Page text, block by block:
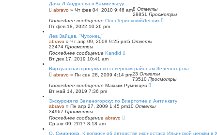
Дача Л.Андреева в Ваммельсуу
abravo » Чт фев 04, 2010 9:46 am8 Ответы
28851 Просмотры
Последнее сообщение ОлегТериокскийЛесник
Пт фев 18, 2022 10:26 pm
Лев Зайцев. "Чухонец"
abravo » Чт апр 09, 2009 9:25 pm5 Ответы
23474 Просмотры
Последнее сообщение Kandid
Вт дек 17, 2019 10:41 am
Виртуальная прогулка по северным районам Зеленогорска
abravo » Пн сен 28, 2009 4:14 pm23 Ответы
73510 Просмотры
Последнее сообщение Максим Румянцев
Вт май 14, 2019 7:36 pm
Экскурсия по Зеленогорску: по Виертотие и Антинкату
abravo » Пн апр 27, 2009 1:45 pm10 Ответы
34967 Просмотры
Последнее сообщение abravo
Ср авг 09, 2017 8:18 am
O. Смирнова. К вопросу об авторстве иконостаса Ильинской церкви в